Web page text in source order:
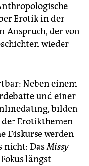
Erotik in der
Anspruch, der von
wieder
Neben einem
und einer
bilden
Erotikthemen
Diskurse werden
nicht: DasMissy
längst